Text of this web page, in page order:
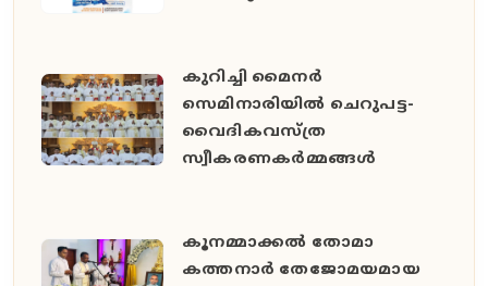
കുറിച്ചി മൈനർ
സെമിനാരിയിൽ ചെറുപട്ട-
വൈദികവസ്ത്ര
സ്വീകരണകർമ്മങ്ങൾ
കൂനമ്മാക്കൽ തോമാ
കത്തനാർ തേജോമയമായ